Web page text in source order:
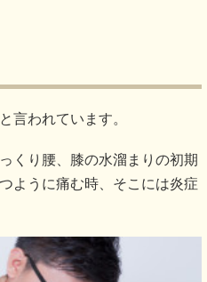
言われています。
くり腰、膝の水溜まりの初期
ように痛む時、そこには炎症